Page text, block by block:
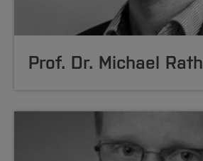
Prof. Dr. Michael Rath